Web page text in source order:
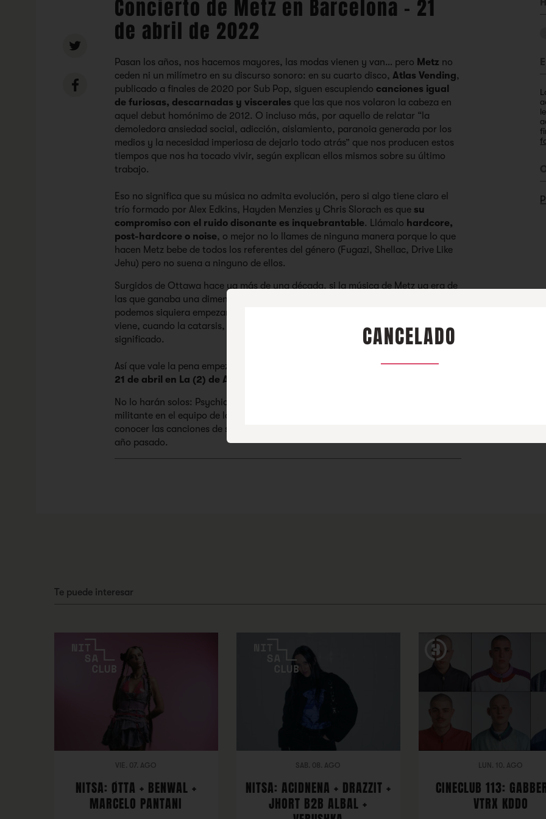
Concierto de Metz en Barcelona - 21
de abril de 2022
Pasan los años, nos hacemos mayores, las modas vienen y van… pero Metz no
ceden ni un milímetro en su discurso sonoro: en su cuarto disco,Atlas Vending,
publicado a finales de 2020 por Sub Pop, siguen escupiendo canciones igual
de furiosas, descarnadas y viscerales que las que nos volaron la cabeza en
aquel debut homónimo de 2012. O incluso más, por aquello de relatar “la
demoledora ansiedad social, adicción, aislamiento, paranoia generada por los
medios y la necesidad imperiosa de dejarlo todo atrás” que nos producen estos
tiempos que nos ha tocado vivir, según explican ellos mismos sobre su último
trabajo.
Eso no significa que su música no admita evolución, pero si algo tiene claro el
trío formado por Alex Edkins, Hayden Menzies y Chris Slorach es que su
compromiso con el ruido disonante es inquebrantable. Llámalo hardcore,
post-hardcore o noise, o mejor no lo llames de ninguna manera porque lo que
hacen Metz bebe de todos los referentes del género (Fugazi, Shellac, Drive Like
Jehu) pero no suena a ninguno de ellos.
Surgidos de Ottawa hace ya más de una década, si la música de Metz ya era de
las que ganaba una dimensión entera en directo antes de todo esto, no
podemos siquiera empezar a imaginar lo que supondrá su retorno el año que
viene, cuando la catarsis, la comunión colectiva y los pogos cobren aún más
significado.
Así que vale la pena empezar la cuenta atrás para su próxima visita:estarán el
21 de abril en La (2) de Apolo
No lo harán solos: Psychic Graveyard, cuarteto estadounidense también
militante en el equipo de la tensión ruidista, les acompañarán para dar a
conocer las canciones de su segundo álbum, A Bluebird Vacation, publicado el
año pasado.
Te puede interesar
VIE. 07. AGO
NITSA: ØTTA + BENWAL +
MARCELO PANTANI
SAB. 08. AGO
NITSA: ACIDNENA + DRAZZIT +
JHORT B2B ALBAL +
LUN. 10. AGO
CINECLUB 113:
VTRX KDDO
CANCELADO